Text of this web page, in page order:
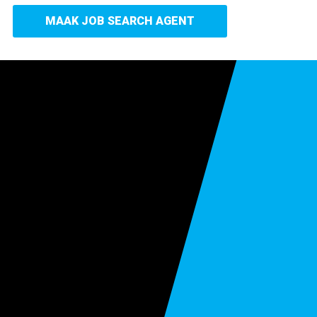
MAAK JOB SEARCH AGENT